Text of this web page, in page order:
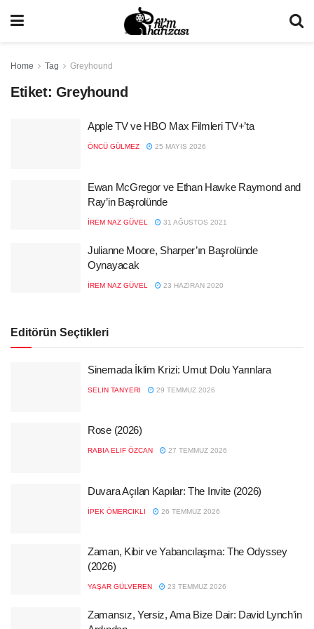
Home Tag Greyhound
Etiket: Greyhound
Apple TV ve HBO Max Filmleri TV+’ta
ÖNCÜ GÜLMEZ 25 MAYIS 2026
Ewan McGregor ve Ethan Hawke Raymond and
Ray’in Başrolünde
İREM NAZ GÜVEL 31 AĞUSTOS 2021
Julianne Moore, Sharper’ın Başrolünde
Oynayacak
İREM NAZ GÜVEL 23 HAZIRAN 2020
Editörün Seçtikleri
Sinemada İklim Krizi: Umut Dolu Yarınlara
SELIN TANYERI 29 TEMMUZ 2026
Rose (2026)
RABIA ELIF ÖZCAN 27 TEMMUZ 2026
Duvara Açılan Kapılar: The Invite (2026)
İPEK ÖMERCIKLI 26 TEMMUZ 2026
Zaman, Kibir ve Yabancılaşma: The Odyssey
(2026)
YAŞAR GÜLVEREN 23 TEMMUZ 2026
Zamansız, Yersiz, Ama Bize Dair: David Lynch’in